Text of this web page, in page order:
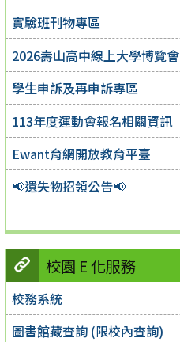
實驗班刊物專區
2026壽山高中線上大學博覽會
學生申訴及再申訴專區
113年度運動會報名相關資訊
Ewant育網開放教育平臺
📢遺失物招領公告📢
校園 E 化服務
校務系統
圖書館藏查詢 (限校內查詢)